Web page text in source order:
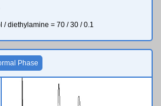
/ diethylamine = 70 / 30 / 0.1
Phase